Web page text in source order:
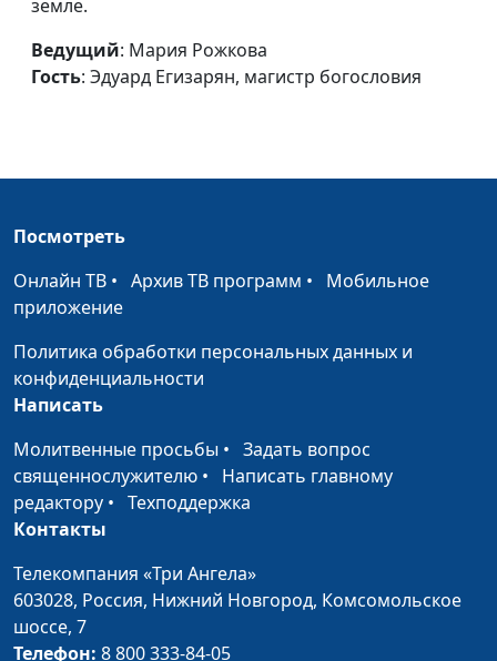
Что такое Богослужение?
Эдуард Егизарян,
суеверия
Эдуард Егизарян,
Библейские чудеса и
современность
Эдуард Егизарян,
Что нас ждет после смерти?
Мария Рожкова,
Воскрешение мёртвых
Мария Рожкова,
Эдуард Егизарян,
благословения или
проклятия?
Богданенков,
земле.
Ведущий: Мария Рожкова
Гость: Эдуард Егизарян, магистр богословия
Посмотреть
Онлайн ТВ • Архив ТВ программ • Мобильное
приложение
Политика обработки персональных данных и
конфиденциальности
Написать
Молитвенные просьбы • Задать вопрос
священнослужителю • Написать главному
редактору • Техподдержка
Контакты
Телекомпания «Три Ангела»
603028, Россия, Нижний Новгород, Комсомольское
шоссе, 7
Телефон: 8 800 333-84-05